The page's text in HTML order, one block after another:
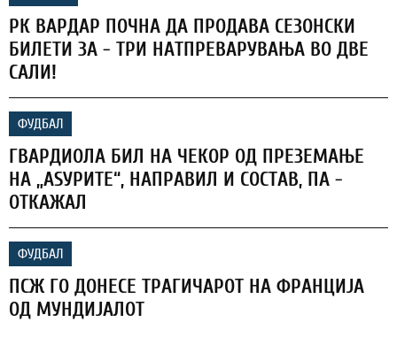
РК ВАРДАР ПОЧНА ДА ПРОДАВА СЕЗОНСКИ
БИЛЕТИ ЗА - ТРИ НАТПРЕВАРУВАЊА ВО ДВЕ
САЛИ!
ФУДБАЛ
ГВАРДИОЛА БИЛ НА ЧЕКОР ОД ПРЕЗЕМАЊЕ
НА „АЅУРИТЕ“, НАПРАВИЛ И СОСТАВ, ПА -
ОТКАЖАЛ
ФУДБАЛ
ПСЖ ГО ДОНЕСЕ ТРАГИЧАРОТ НА ФРАНЦИЈА
ОД МУНДИЈАЛОТ